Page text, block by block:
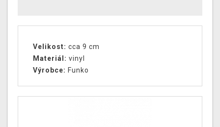
Velikost: cca 9 cm
Materiál: vinyl
Výrobce: Funko